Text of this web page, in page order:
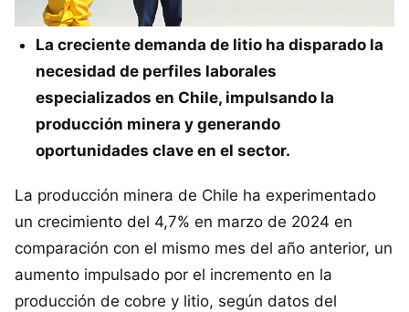
La creciente demanda de litio ha disparado la
necesidad de perfiles laborales
especializados en Chile, impulsando la
producción minera y generando
oportunidades clave en el sector.
La producción minera de Chile ha experimentado
un crecimiento del 4,7% en marzo de 2024 en
comparación con el mismo mes del año anterior, un
aumento impulsado por el incremento en la
producción de cobre y litio, según datos del